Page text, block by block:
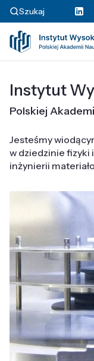
Szukaj
Instytut
Polskiej
Jesteśmy
w dziedzinie fizyki
inżynierii